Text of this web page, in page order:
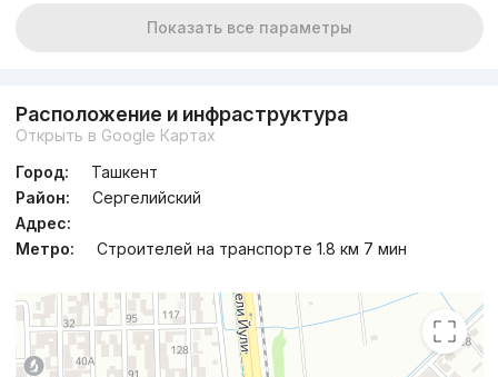
Показать все параметры
Расположение и инфраструктура
Открыть в Google Картах
Город:
Ташкент
Район:
Сергелийский
Адрес:
Метро:
Строителей на транспорте 1.8 км 7 мин